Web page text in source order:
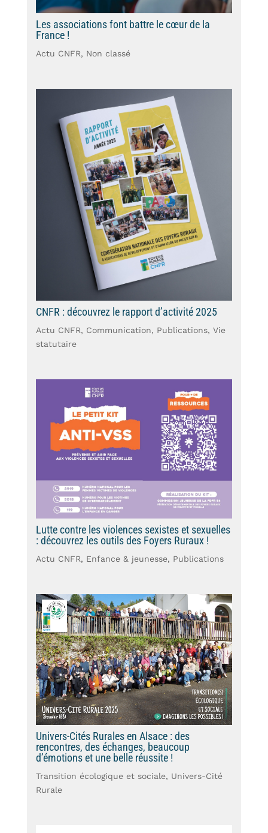
Les associations font battre le cœur de la
France !
Actu CNFR, Non classé
CNFR : découvrez le rapport d’activité 2025
Actu CNFR, Communication, Publications, Vie
statutaire
Lutte contre les violences sexistes et sexuelles
: découvrez les outils des Foyers Ruraux !
Actu CNFR, Enfance & jeunesse, Publications
Univers-Cités Rurales en Alsace : des
rencontres, des échanges, beaucoup
d’émotions et une belle réussite !
Transition écologique et sociale, Univers-Cité
Rurale